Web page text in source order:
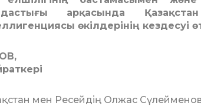
арқасында
өкілдерінің кездесуі
мен Ресейдің Олжас